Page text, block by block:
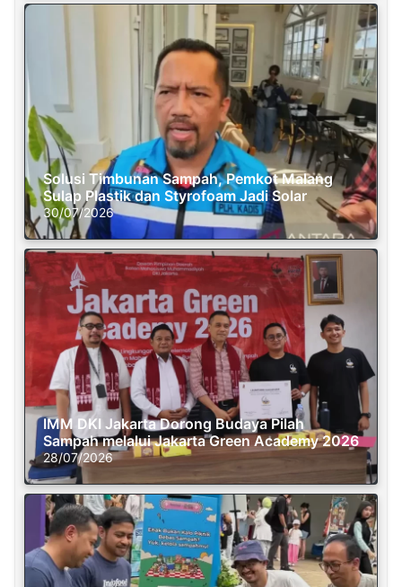
Solusi Timbunan Sampah, Pemkot Malang
Sulap Plastik dan Styrofoam Jadi Solar
30/07/2026
IMM DKI Jakarta Dorong Budaya Pilah
Sampah melalui Jakarta Green Academy 2026
28/07/2026